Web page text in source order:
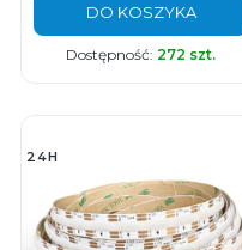
DO KOSZYKA
Dostępność: 272 szt.
24H